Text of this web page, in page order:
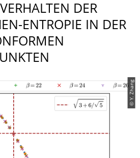
DER
ENTROPIE IN DER
© Y. Zhang